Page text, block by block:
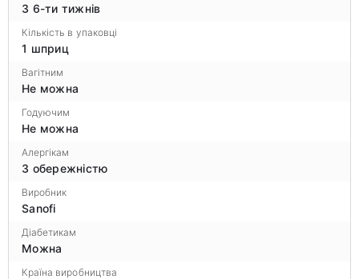
З 6-ти тижнів
Кількість в упаковці
1 шприц
Вагітним
Не можна
Годуючим
Не можна
Алергікам
З обережністю
Виробник
Sanofi
Діабетикам
Можна
Країна виробництва